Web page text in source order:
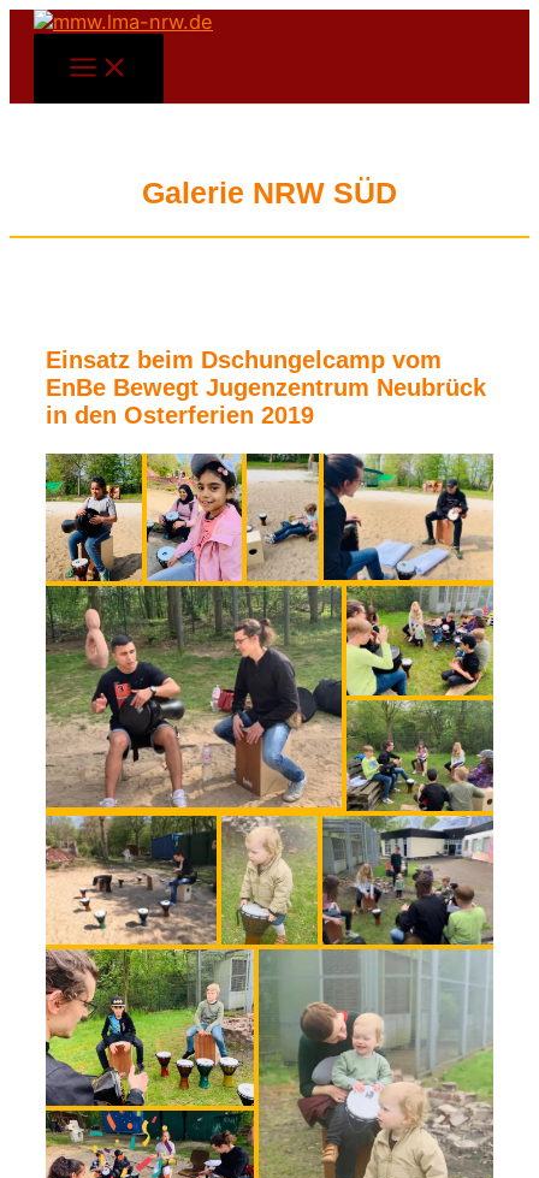
Zum
springenMain
Menu
Galerie NRW SÜD
Einsatz beim Dschungelcamp vom
EnBe Bewegt Jugenzentrum Neubrück
in den Osterferien 2019